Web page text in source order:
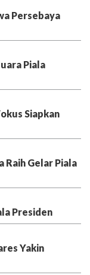
Persebaya
Piala
Siapkan
Raih Gelar Piala
Presiden
Yakin